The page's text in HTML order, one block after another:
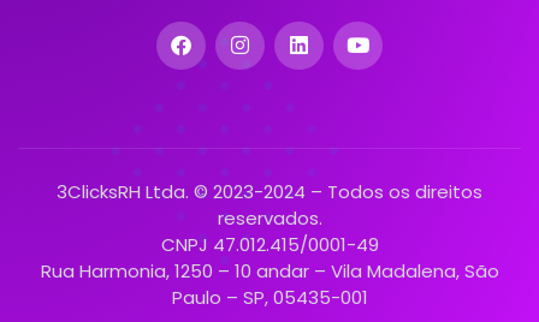
3ClicksRH Ltda. © 2023-2024 – Todos os direitos
reservados.
CNPJ 47.012.415/0001-49
Rua Harmonia, 1250 – 10 andar – Vila Madalena, São
Paulo – SP, 05435-001